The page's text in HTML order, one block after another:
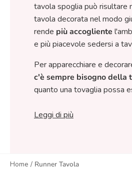
tavola spoglia può risultare
tavola decorata nel modo
rende più accogliente
e più piacevole sedersi a
Per apparecchiare e
c'è sempre bisogno della
quanto una tovaglia possa
Leggi di più
Home / Runner Tavola